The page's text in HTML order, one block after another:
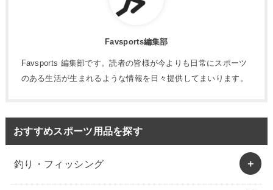
Favsports編集部
Favsports 編集部です。読者の皆様が今よりも日常にスポーツ
のある生活が生まれるような情報を日々提供してまいります。
おすすめスポーツ用品を探す
釣り・フィッシング